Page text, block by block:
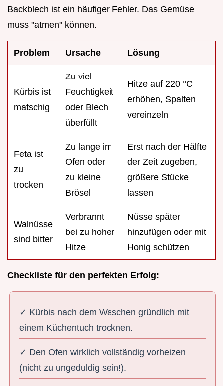
Backblech ist ein häufiger Fehler. Das Gemüse
muss "atmen" können.
Problem Ursache Lösung
Kürbis ist
matschig
Zu viel
Feuchtigkeit
oder Blech
überfüllt
Hitze auf 220 °C
erhöhen, Spalten
vereinzeln
Feta ist
zu
trocken
Zu lange im
Ofen oder
zu kleine
Brösel
Erst nach der Hälfte
der Zeit zugeben,
größere Stücke
lassen
Walnüsse
sind bitter
Verbrannt
bei zu hoher
Hitze
Nüsse später
hinzufügen oder mit
Honig schützen
Checkliste für den perfekten Erfolg:
✓ Kürbis nach dem Waschen gründlich mit
einem Küchentuch trocknen.
✓ Den Ofen wirklich vollständig vorheizen
(nicht zu ungeduldig sein!).